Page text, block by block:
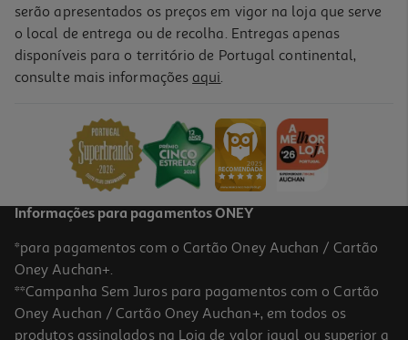
Creme Hidratante Revuele Vitamina C Spf20 50ml
serão apresentados os preços em vigor na loja que serve
o local de entrega ou de recolha. Entregas apenas
disponíveis para o território de Portugal continental,
consulte mais informações aqui.
Informações para pagamentos ONEY
*para pagamentos com o Cartão Oney Auchan / Cartão
Oney Auchan+.
**Campanha Sem Juros para pagamentos com o Cartão
Oney Auchan / Cartão Oney Auchan+, em todos os
produtos assinalados na Loja de valor igual ou superior a